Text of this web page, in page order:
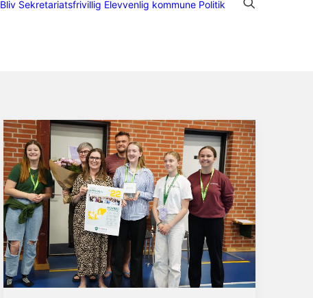
Bliv Sekretariatsfrivillig Elevvenlig kommune Politik